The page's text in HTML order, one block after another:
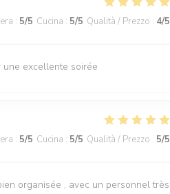
: 5/5 Cucina : 5/5 Qualità / Prezzo : 4/5
une excellente soirée
: 5/5 Cucina : 5/5 Qualità / Prezzo : 5/5
organisée , avec un personnel très